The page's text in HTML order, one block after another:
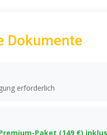
Dokumente
erforderlich
Paket (149 €)